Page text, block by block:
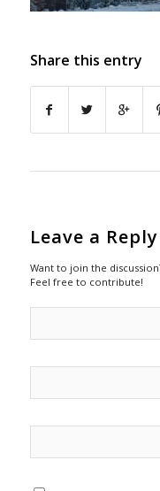
Share this entry
Leave a Reply
Want to join the
Feel free to contribute!